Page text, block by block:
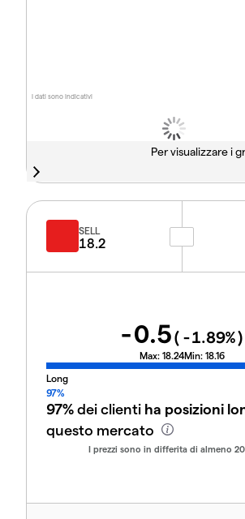
I dati sono indicativi
Per visualizzare i
SELL
18.2
-0.5( -1.89%)
Max: 18.24Min: 18.16
Long
97%
97%dei clienti ha posizioni
questo mercato
I prezzi sono in differita di almeno